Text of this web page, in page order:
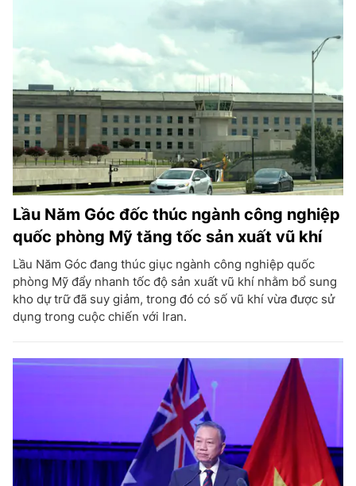
Lầu Năm Góc đốc thúc ngành công nghiệp
quốc phòng Mỹ tăng tốc sản xuất vũ khí
Lầu Năm Góc đang thúc giục ngành công nghiệp quốc
phòng Mỹ đẩy nhanh tốc độ sản xuất vũ khí nhằm bổ sung
kho dự trữ đã suy giảm, trong đó có số vũ khí vừa được sử
dụng trong cuộc chiến với Iran.